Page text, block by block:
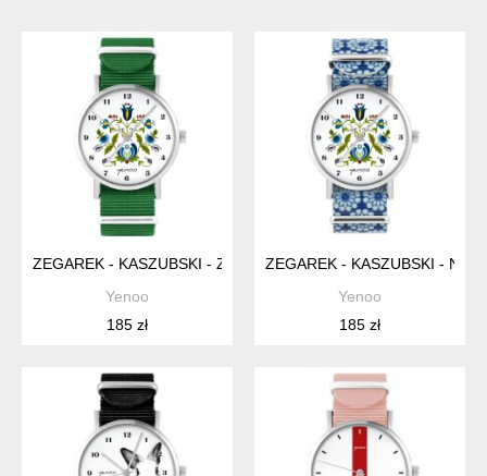
ZEGAREK - KASZUBSKI - ZIELONY NYLONOWY
Yenoo
185 zł
ZEGAREK - KASZUBSKI -
Yenoo
185 zł